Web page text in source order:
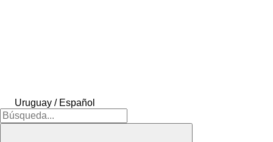
Uruguay / Español